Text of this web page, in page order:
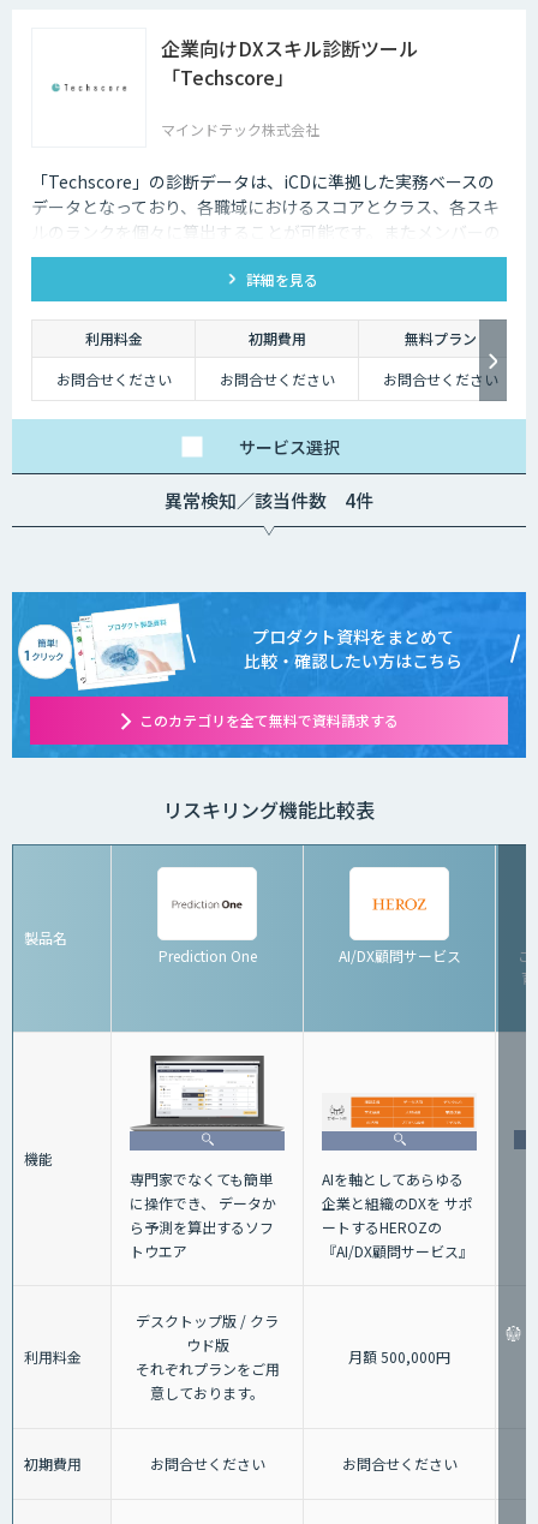
企業向けDXスキル診断ツール
「Techscore」
マインドテック株式会社
「Techscore」の診断データは、iCDに準拠した実務ベースの
データとなっており、各職域におけるスコアとクラス、各スキ
ルのランクを個々に算出することが可能です。またメンバーの
スキル状態を確認することで必要な学習の選定やPJメンバーの
選定にもご活用いただけます。詳細を見る
利用料金 初期費用
無料プラン
お問合せください
お問合せください お問合せください
サービス選択
異常検知／該当件数 4件
プロダクト資料をまとめて
比較・確認したい方はこちら
このカテゴリを全て無料で資料請求する
リスキリング機能比較表
製品名
Prediction One
AI/DX顧問サービス
こ
機能
専門家でなくても簡単
に操作でき、 データか
ら予測を算出するソフ
トウエア
AIを軸としてあらゆる
企業と組織のDXを サポ
ートするHEROZの
『AI/DX顧問サービス』
利用料金
デスクトップ版 / クラ
ウド版
それぞれプランをご用
意しております。
月額 500,000円
初期費用 お問合せください お問合せください